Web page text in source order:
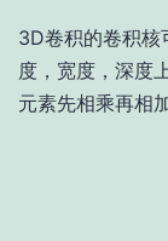
3D卷积的卷积核
度，宽度，深度
元素先相乘再相